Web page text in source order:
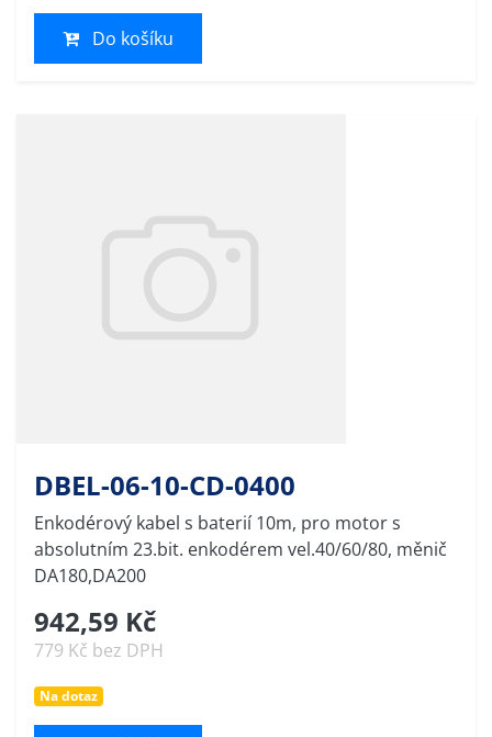
Do košíku
DBEL-06-10-CD-0400
Enkodérový kabel s baterií 10m, pro motor s
absolutním 23.bit. enkodérem vel.40/60/80, měnič
DA180,DA200
942,59 Kč
779 Kč bez DPH
Na dotaz